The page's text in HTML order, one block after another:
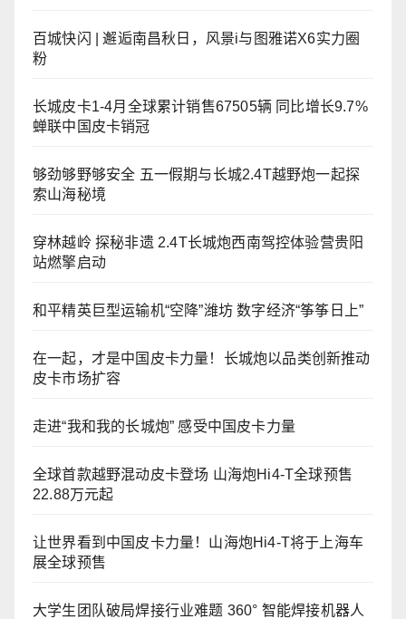
百城快闪 | 邂逅南昌秋日，风景i与图雅诺X6实力圈
粉
长城皮卡1-4月全球累计销售67505辆 同比增长9.7%
蝉联中国皮卡销冠
够劲够野够安全 五一假期与长城2.4T越野炮一起探
索山海秘境
穿林越岭 探秘非遗 2.4T长城炮西南驾控体验营贵阳
站燃擎启动
和平精英巨型运输机“空降”潍坊 数字经济“筝筝日上”
在一起，才是中国皮卡力量！长城炮以品类创新推动
皮卡市场扩容
走进“我和我的长城炮” 感受中国皮卡力量
全球首款越野混动皮卡登场 山海炮Hi4-T全球预售
22.88万元起
让世界看到中国皮卡力量！山海炮Hi4-T将于上海车
展全球预售
大学生团队破局焊接行业难题 360° 智能焊接机器人